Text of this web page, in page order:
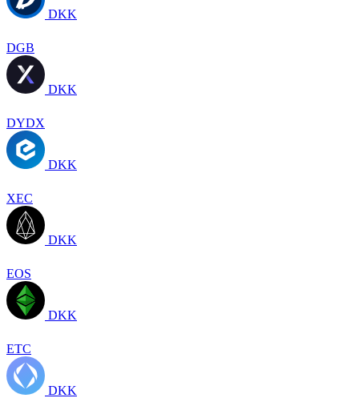
DKK
DGB
DKK
DYDX
DKK
XEC
DKK
EOS
DKK
ETC
DKK